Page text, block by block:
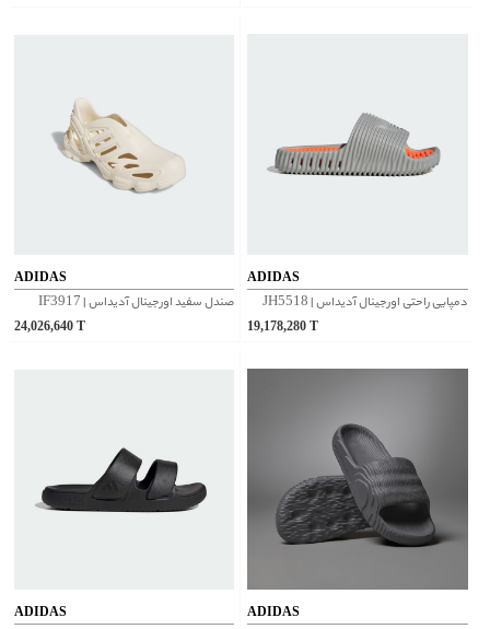
ADIDAS
صندل سفید اورجینال آدیداس | IF3917
24,026,640
ADIDAS
دمپایی راحتی اورجینال آدیداس | JH5518
19,178,280
ADIDAS ADIDAS